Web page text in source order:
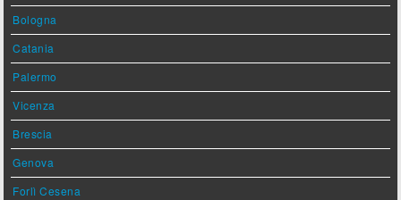
Bologna
Catania
Palermo
Vicenza
Brescia
Genova
Forlì Cesena